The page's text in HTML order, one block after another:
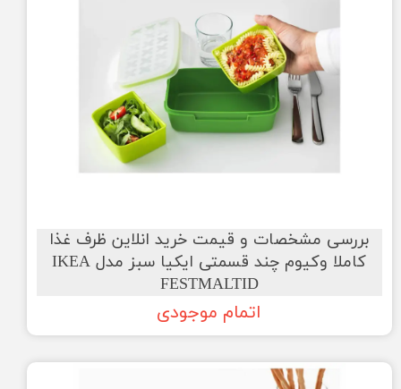
بررسی مشخصات و قیمت خرید انلاین ظرف غذا
کاملا وکیوم چند قسمتی ایکیا سبز مدل IKEA
FESTMALTID
اتمام موجودی